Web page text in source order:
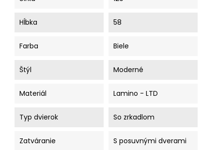
Hĺbka 58
Farba Biele
Štýl Moderné
Materiál Lamino - LTD
Typ dvierok So zrkadlom
Zatváranie S posuvnými dverami